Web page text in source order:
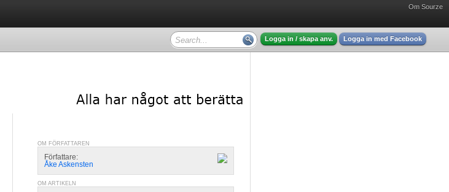
Om Sourze
Logga in / skapa anv. Logga in med Facebook
OM FÖRFATTAREN
Författare:
Åke Askensten
OM ARTIKELN